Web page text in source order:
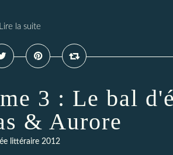
Lire la suite
3 : Le bal
& Aurore
littéraire 2012